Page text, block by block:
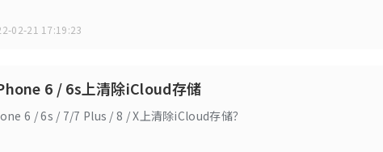
02-21 17:19:23
6 / 6s上清除iCloud存储
6 / 6s / 7/7 Plus / 8 / X上清除iCloud存储？